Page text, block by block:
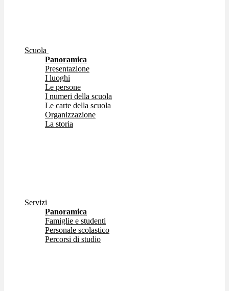
Scuola
Panoramica
Presentazione
I luoghi
Le persone
I numeri della scuola
Le carte della scuola
Organizzazione
La storia
Servizi
Panoramica
Famiglie e studenti
Personale scolastico
Percorsi di studio